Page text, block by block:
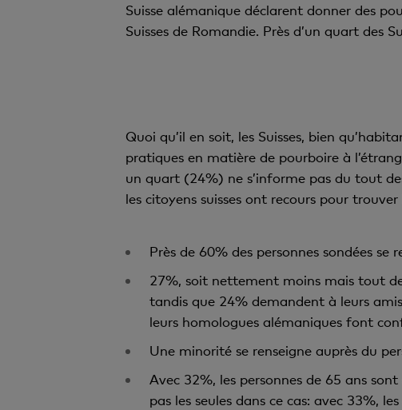
Suisse alémanique déclarent donner des
Suisses de Romandie. Près d’un quart des
Quoi qu’il en soit, les Suisses, bien
pratiques en matière de pourboire à
un quart (24%) ne s’informe pas du tout
les citoyens suisses ont recours pour
Près de 60% des personnes sondées
27%, soit nettement moins mais tout
tandis que 24% demandent à leurs
leurs homologues alémaniques font
Une minorité se renseigne auprès du
Avec 32%, les personnes de 65 ans
pas les seules dans ce cas: avec 33%,